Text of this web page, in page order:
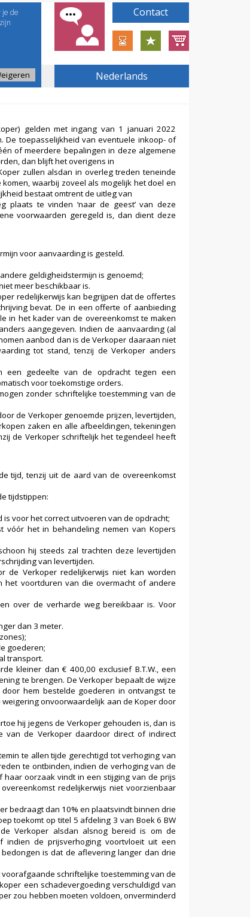
je de
Nederlands
Contact
gelden met ingang van 1 januari 2022
De toepasselijkheid van eventuele inkoop- of
of meerdere bepalingen in deze algemene
dan blijft het overigens in
zullen alsdan in overleg treden teneinde
waarbij zoveel als mogelijk het doel en
bestaat omtrent de uitleg van
plaats te vinden ‘naar de geest’ van deze
voorwaarden geregeld is, dan dient deze
voor aanvaarding is gesteld.
geldigheidstermijn is genoemd;
meer beschikbaar is.
redelijkerwijs kan begrijpen dat de offertes
bevat. De in een offerte of aanbieding
in het kader van de overeenkomst te maken
aangegeven. Indien de aanvaarding (al
aanbod dan is de Verkoper daaraan niet
tot stand, tenzij de Verkoper anders
een gedeelte van de opdracht tegen een
voor toekomstige orders.
zonder schriftelijke toestemming van de
de Verkoper genoemde prijzen, levertijden,
zaken en alle afbeeldingen, tekeningen
de Verkoper schriftelijk het tegendeel heeft
tijd, tenzij uit de aard van de overeenkomst
tijdstippen:
voor het correct uitvoeren van de opdracht;
het in behandeling nemen van Kopers
hij steeds zal trachten deze levertijden
van levertijden.
de Verkoper redelijkerwijs niet kan worden
voortduren van die overmacht of andere
over de verharde weg bereikbaar is. Voor
dan 3 meter.
goederen;
transport.
kleiner dan € 400,00 exclusief B.T.W., een
te brengen. De Verkoper bepaalt de wijze
hem bestelde goederen in ontvangst te
onvoorwaardelijk aan de Koper door
hij jegens de Verkoper gehouden is, dan is
van de Verkoper daardoor direct of indirect
te allen tijde gerechtigd tot verhoging van
te ontbinden, indien de verhoging van de
oorzaak vindt in een stijging van de prijs
redelijkerwijs niet voorzienbaar
bedraagt dan 10% en plaatsvindt binnen drie
toekomt op titel 5 afdeling 3 van Boek 6 BW
Verkoper alsdan alsnog bereid is om de
indien de prijsverhoging voortvloeit uit een
is dat de aflevering langer dan drie
schriftelijke toestemming van de
een schadevergoeding verschuldigd van
zou hebben moeten voldoen, onverminderd